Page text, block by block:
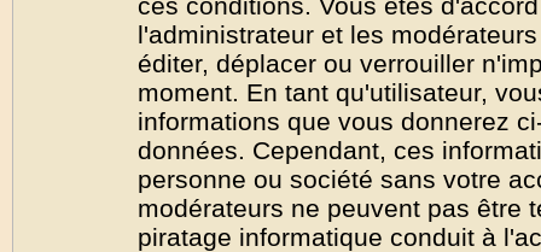
l'administrateur et les
éditer, déplacer ou verrouiller
moment. En tant qu'utilisateur,
informations que vous donnerez
données. Cependant, ces
personne ou société sans votre
modérateurs ne peuvent pas être
piratage informatique conduit à